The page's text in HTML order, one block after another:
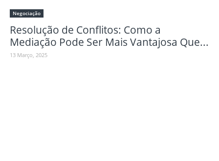
Negociação
Resolução de Conflitos: Como a
Mediação Pode Ser Mais Vantajosa Que...
13 Março, 2025